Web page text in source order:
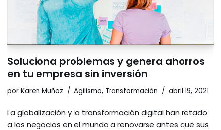
Soluciona problemas y genera ahorros
en tu empresa sin inversión
por Karen Muñoz Agilismo, Transformación abril 19, 2021
La globalización y la transformación digital han retado
a los negocios en el mundo a renovarse antes que sus